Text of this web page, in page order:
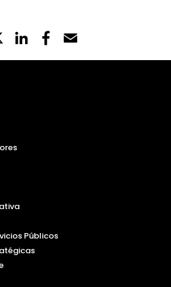
X LinkedIn
Partilhe
no
Públicos